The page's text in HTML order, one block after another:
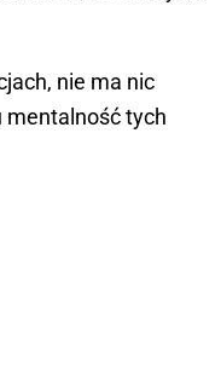
nie ma nic
mentalność tych